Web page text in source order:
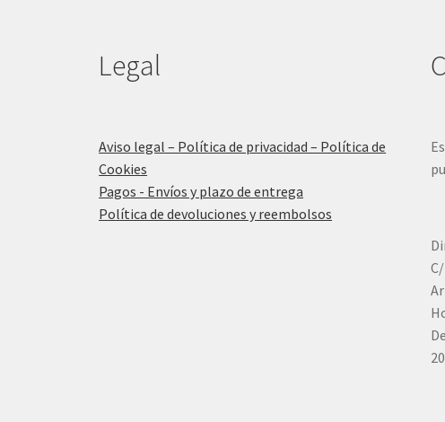
Legal
Aviso legal – Política de privacidad – Política de
Cookies
Pagos - Envíos y plazo de entrega
Política de devoluciones y reembolsos